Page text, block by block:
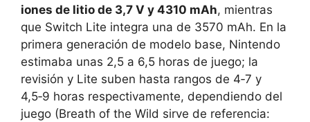
iones de litio de 3,7 V y 4310 mAh, mientras
que Switch Lite integra una de 3570 mAh. En la
primera generación de modelo base, Nintendo
estimaba unas 2,5 a 6,5 horas de juego; la
revisión y Lite suben hasta rangos de 4‑7 y
4,5‑9 horas respectivamente, dependiendo del
juego (Breath of the Wild sirve de referencia: